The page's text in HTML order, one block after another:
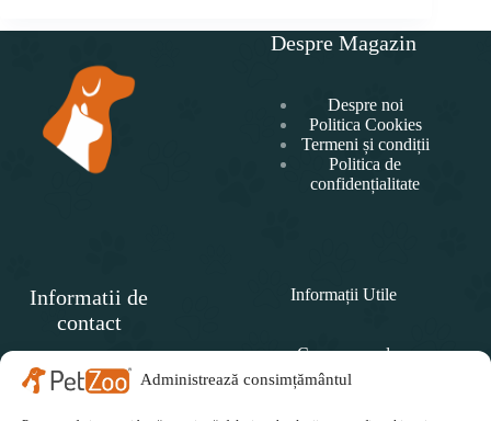
Administrează consimțământul
Despre Magazin
Despre noi
Politica Cookies
Termeni și condiții
Politica de
confidențialitate
Informatii de
contact
PET
Informații Utile
Cum comand
Politica de retur